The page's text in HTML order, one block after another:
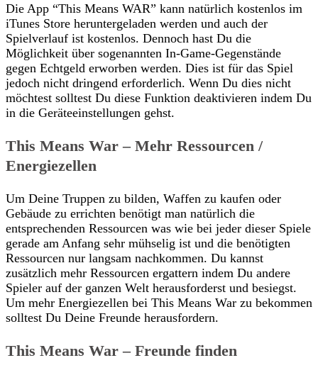
Die App “This Means WAR” kann natürlich kostenlos im
iTunes Store heruntergeladen werden und auch der
Spielverlauf ist kostenlos. Dennoch hast Du die
Möglichkeit über sogenannten In-Game-Gegenstände
gegen Echtgeld erworben werden. Dies ist für das Spiel
jedoch nicht dringend erforderlich. Wenn Du dies nicht
möchtest solltest Du diese Funktion deaktivieren indem Du
in die Geräteeinstellungen gehst.
This Means War – Mehr Ressourcen /
Energiezellen
Um Deine Truppen zu bilden, Waffen zu kaufen oder
Gebäude zu errichten benötigt man natürlich die
entsprechenden Ressourcen was wie bei jeder dieser Spiele
gerade am Anfang sehr mühselig ist und die benötigten
Ressourcen nur langsam nachkommen. Du kannst
zusätzlich mehr Ressourcen ergattern indem Du andere
Spieler auf der ganzen Welt herausforderst und besiegst.
Um mehr Energiezellen bei This Means War zu bekommen
solltest Du Deine Freunde herausfordern.
This Means War – Freunde finden